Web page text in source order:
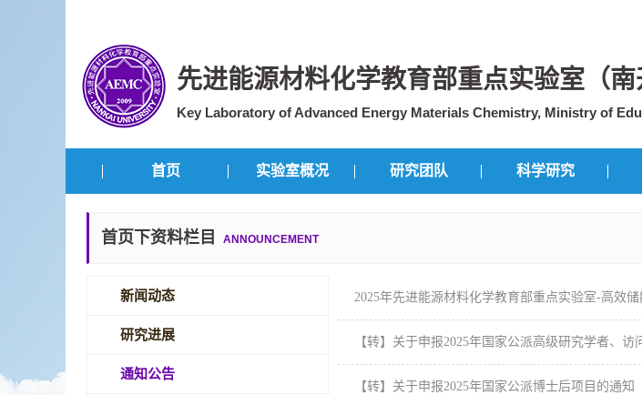
先进能源材料化学教育部重点实验室（南
Key Laboratory of Advanced Energy Materials Chemistry, Ministry of
首页 实验室概况 研究团队 科学研究
首页下资料栏目 ANNOUNCEMENT
新闻动态
研究进展
通知公告
2025年先进能源材料化学教育部重点实验室-高效
【转】关于申报2025年国家公派高级研究学者、访
【转】关于申报2025年国家公派博士后项目的通知